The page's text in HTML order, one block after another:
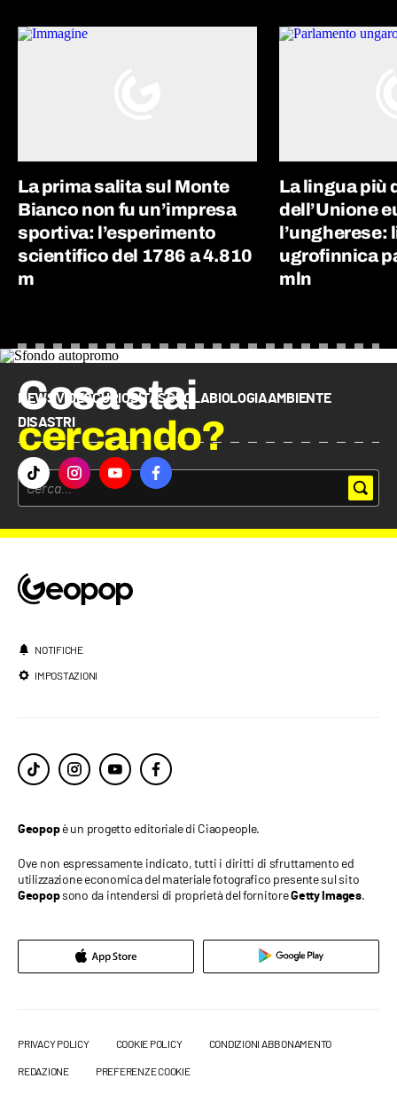
La prima salita sul Monte
Bianco non fu un’impresa
sportiva: l’esperimento
scientifico del 1786 a 4.810
m
La lingua più
dell’Unione
l’ungherese:
ugrofinnica
mln
Cosa stai
cercando?
NEWS VIDEOCURIOSITÀSCUOLABIOLOGIAAMBIENTE
DISASTRI
NOTIFICHE
IMPOSTAZIONI
Geopopè un progetto editoriale di Ciaopeople.
Ove non espressamente indicato, tutti i diritti di sfruttamento ed
utilizzazione economica del materiale fotografico presente sul sito
Geopopsono da intendersi di proprietà del fornitoreGetty Images.
PRIVACY POLICY COOKIE POLICY CONDIZIONI ABBONAMENTO
REDAZIONE PREFERENZE COOKIE